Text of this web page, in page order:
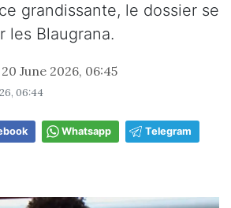
grandissante, le dossier se
les Blaugrana.
20 June 2026, 06:45
06:44
Whatsapp Telegram